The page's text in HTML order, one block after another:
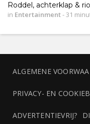
Roddel, achterklap &
in Entertainment-31
ALGEMENE
PRIVACY- EN
ADVERTENTIEVRIJ?